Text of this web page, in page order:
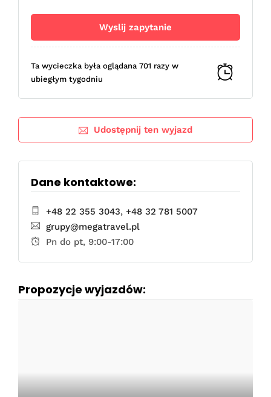
Ta wycieczka była oglądana 701 razy w
ubiegłym tygodniu
Udostępnij ten wyjazd
Dane kontaktowe:
+48 22 355 3043, +48 32 781 5007
grupy@megatravel.pl
Pn do pt, 9:00-17:00
Propozycje wyjazdów: